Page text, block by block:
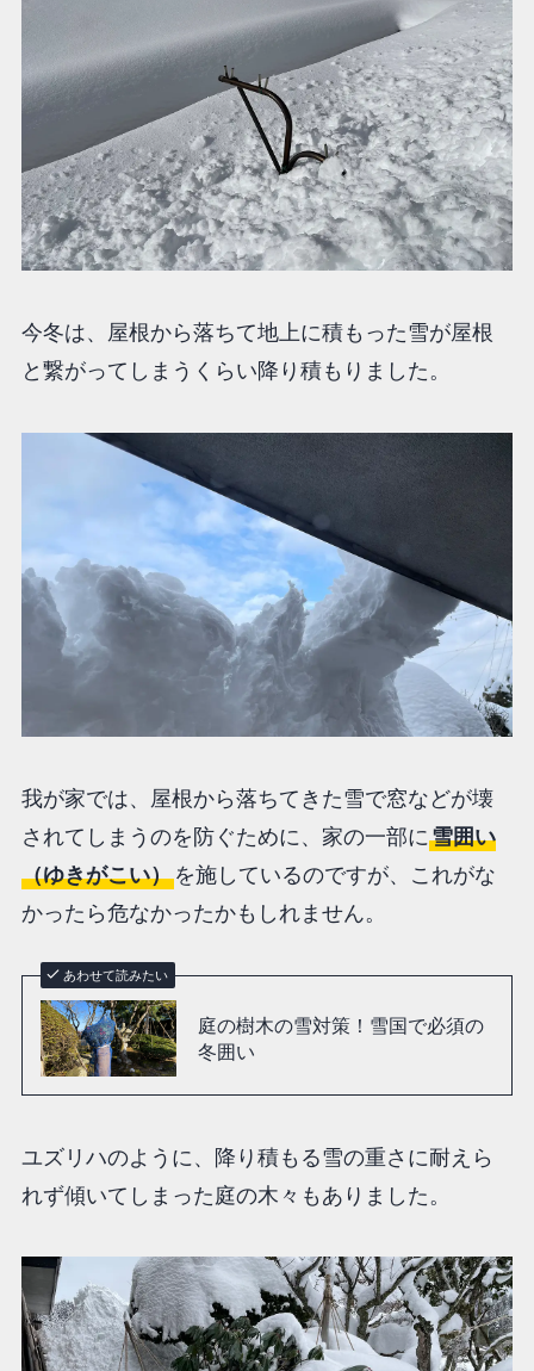
今冬は、屋根から落ちて地上に積もった雪が屋根
と繋がってしまうくらい降り積もりました。
我が家では、屋根から落ちてきた雪で窓などが壊
されてしまうのを防ぐために、家の一部に雪囲い
（ゆきがこい）を施しているのですが、これがな
かったら危なかったかもしれません。
あわせて読みたい
庭の樹木の雪対策！雪国で必須の
冬囲い
ユズリハのように、降り積もる雪の重さに耐えら
れず傾いてしまった庭の木々もありました。